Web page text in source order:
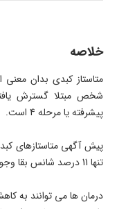
خلاصه
متاستاز کبدی بدان
شخص مبتلا گسترش
پیشرفته یا مرحله 4 است.
تنها 11 درصد شانس بقا وجود دارد.
درمان ها می توانند به